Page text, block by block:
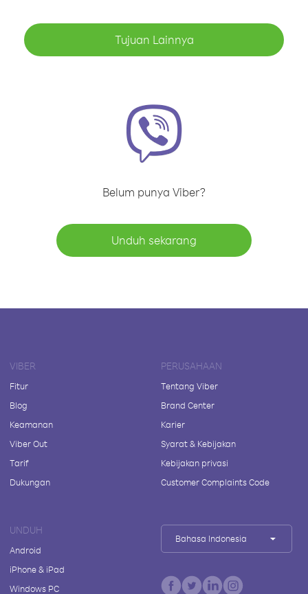
Tujuan Lainnya
Belum punya Viber?
Unduh sekarang
VIBER
Fitur
Blog
Keamanan
Viber Out
Tarif
Dukungan
PERUSAHAAN
Tentang Viber
Brand Center
Karier
Syarat & Kebijakan
Kebijakan privasi
Customer Complaints Code
UNDUH
Android
iPhone & iPad
Windows PC
Bahasa Indonesia